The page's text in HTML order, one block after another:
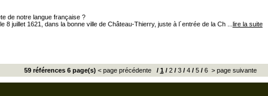
de notre langue française ?
juillet 1621, dans la bonne ville de Château-Thierry, juste à l´entrée de la Ch ... lire la suite
59 références 6 page(s) < page précédente/ 1 /2/3/4/5/6 > page suivante